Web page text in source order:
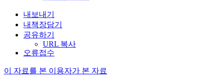
내보내기
내책장담기
공유하기
URL 복사
오류접수
이 자료를 본 이용자가 본 자료